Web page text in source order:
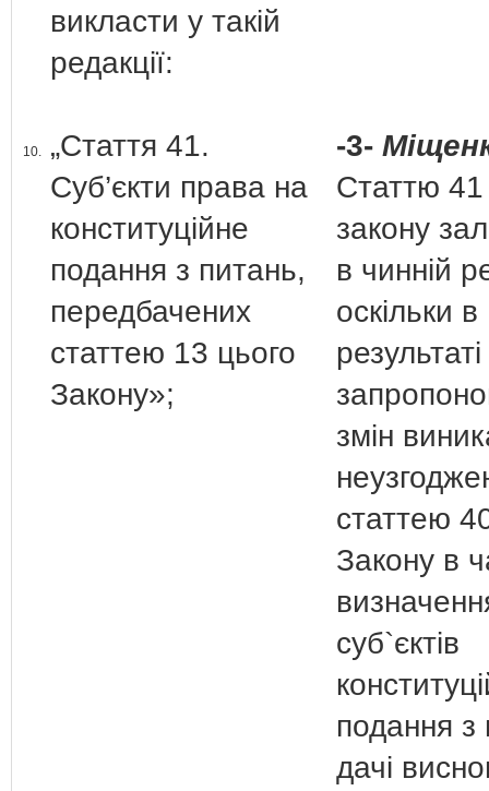
викласти у такій
редакції:
10.
„Стаття 41.
Суб’єкти права на
конституційне
подання з питань,
передбачених
статтею 13 цього
Закону»;
-3-
Статтю 41
закону
в чинній
оскільки в
результаті
змін
статтею
Закону в
суб`єктів
подання з
дачі